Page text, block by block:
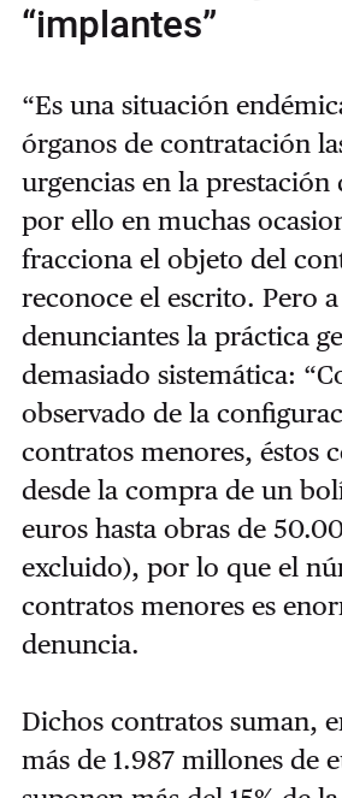
“implantes”
“Es una situación
órganos de contratación
urgencias en la prestación
por ello en muchas
fracciona el objeto del
reconoce el escrito. Pero
denunciantes la práctica
demasiado sistemática:
observado de la
contratos menores, éstos
desde la compra de un
euros hasta obras de
excluido), por lo que el
contratos menores es
denuncia.
Dichos contratos suman,
más de 1.987 millones de